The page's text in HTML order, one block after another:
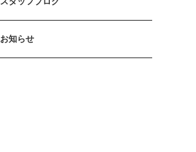
お知らせ